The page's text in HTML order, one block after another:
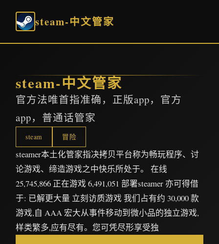
steam-中文管家
steam-中文管家
官方法唯首指准确，正版app，官方
app，普通话管家
steam 冒险
steamer本土化管家指决拷贝平台称为畅玩程序、讨
论游戏、缔造游戏之中快乐所处于。 在线
25,745,866 正在游戏 6,491,051 部署steamer 亦可得借
于: 已解更大量 立刻访质游戏 我们占有约 30,000 款
游戏,自 AAA 宏大从事件移动到微小品的独立游戏,
样类繁多,应有尽有。您可凭尽形享受独